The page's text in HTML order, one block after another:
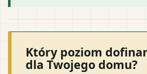
Który poziom
dla Twojego domu?